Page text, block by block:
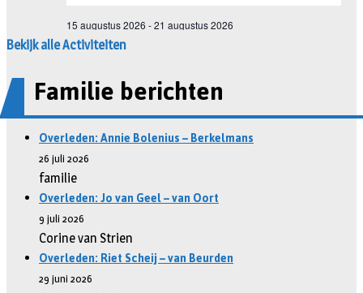
Bekijk alle Activiteiten
Familie berichten
Overleden: Annie Bolenius – Berkelmans
26 juli 2026
familie
Overleden: Jo van Geel – van Oort
9 juli 2026
Corine van Strien
Overleden: Riet Scheij – van Beurden
29 juni 2026